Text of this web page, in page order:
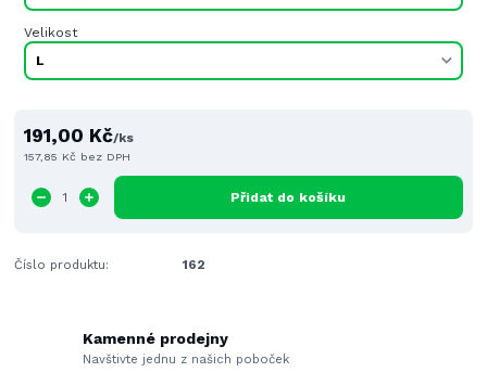
Velikost
191,00 Kč/ks
157,85 Kč bez DPH
Přidat do košíku
Číslo produktu: 162
Kamenné prodejny
Navštivte jednu z našich poboček